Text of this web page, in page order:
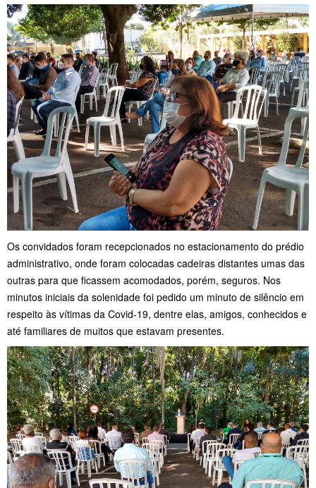
Os convidados foram recepcionados no estacionamento do prédio
administrativo, onde foram colocadas cadeiras distantes umas das
outras para que ficassem acomodados, porém, seguros. Nos
minutos iniciais da solenidade foi pedido um minuto de silêncio em
respeito às vítimas da Covid-19, dentre elas, amigos, conhecidos e
até familiares de muitos que estavam presentes.